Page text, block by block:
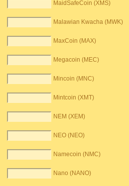
MaidSafeCoin (XMS)
Malawian Kwacha (MWK)
MaxCoin (MAX)
Megacoin (MEC)
Mincoin (MNC)
Mintcoin (XMT)
NEM (XEM)
NEO (NEO)
Namecoin (NMC)
Nano (NANO)